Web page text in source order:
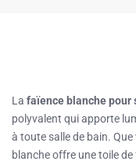
La faïence blanche pour
polyvalent qui apporte
à toute salle de bain.
blanche offre une toile